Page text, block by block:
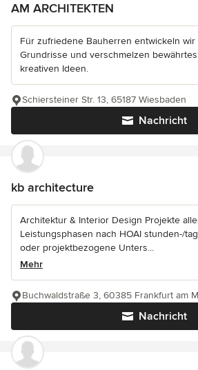
AM ARCHITEKTEN
Für zufriedene Bauherren entwickeln
Grundrisse und verschmelzen
kreativen Ideen.
Nachricht
Schiersteiner Str. 13, 65187 Wiesbaden
kb architecture
Architektur & Interior Design Projekte
Leistungsphasen nach HOAI stunden-/
oder projektbezogene Unters...
Mehr
Nachricht
Buchwaldstraße 3, 60385 Frankfurt am